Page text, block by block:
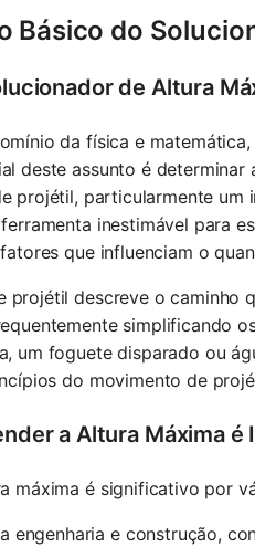
Básico do
de Altura
da física e
deste assunto é
projétil, particularmente
inestimável para
que influenciam o
projétil descreve o caminho
simplificando
um foguete disparado ou
do movimento de
a Altura Máxima
máxima é significativo por
engenharia e construção,